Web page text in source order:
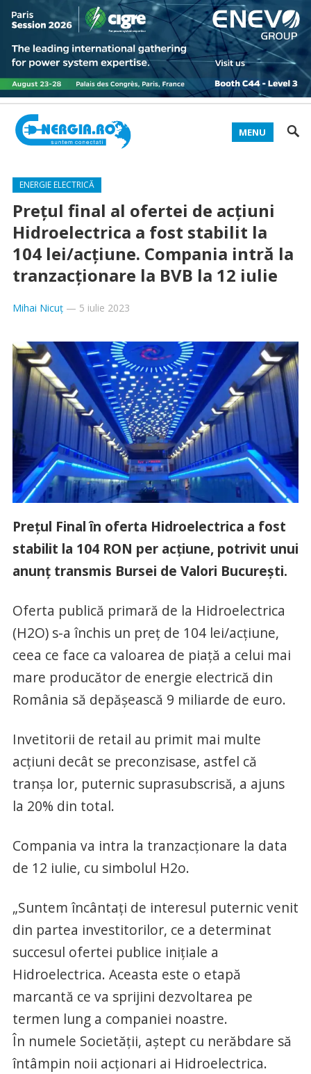
MENU
ENERGIE ELECTRICĂ
Prețul final al ofertei de acțiuni
Hidroelectrica a fost stabilit la
104 lei/acțiune. Compania intră la
tranzacționare la BVB la 12 iulie
Mihai Nicuț— 5 iulie 2023
Prețul Final în oferta Hidroelectrica a fost
stabilit la 104 RON per acțiune, potrivit unui
anunț transmis Bursei de Valori București.
Oferta publică primară de la Hidroelectrica
(H2O) s-a închis un preț de 104 lei/acțiune,
ceea ce face ca valoarea de piață a celui mai
mare producător de energie electrică din
România să depășească 9 miliarde de euro.
Invetitorii de retail au primit mai multe
acțiuni decât se preconzisase, astfel că
tranșa lor, puternic suprasubscrisă, a ajuns
la 20% din total.
Compania va intra la tranzacționare la data
de 12 iulie, cu simbolul H2o.
„Suntem încântați de interesul puternic venit
din partea investitorilor, ce a determinat
succesul ofertei publice inițiale a
Hidroelectrica. Aceasta este o etapă
marcantă ce va sprijini dezvoltarea pe
termen lung a companiei noastre.
În numele Societății, aștept cu nerăbdare să
întâmpin noii acționari ai Hidroelectrica.